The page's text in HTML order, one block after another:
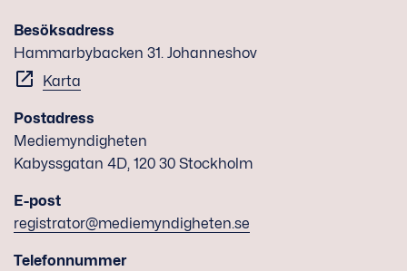
Besöksadress
Hammarbybacken 31. Johanneshov
Karta
Postadress
Mediemyndigheten
Kabyssgatan 4D, 120 30 Stockholm
E-post
registrator@mediemyndigheten.se
Telefonnummer